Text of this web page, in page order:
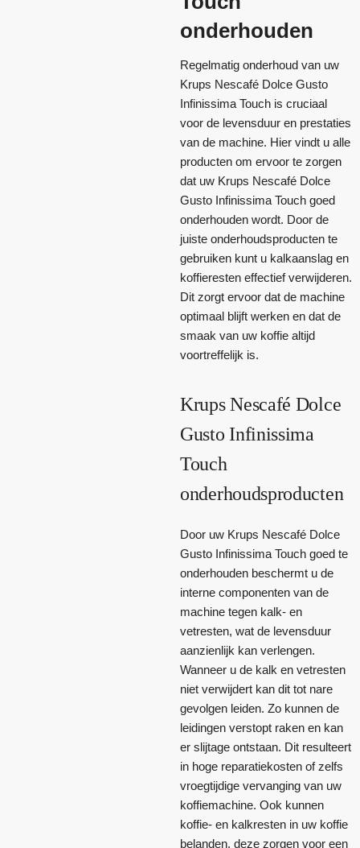
onderhouden
Regelmatig onderhoud van uw
Krups Nescafé Dolce Gusto
Infinissima Touch is cruciaal
voor de levensduur en prestaties
van de machine. Hier vindt u alle
producten om ervoor te zorgen
dat uw Krups Nescafé Dolce
Gusto Infinissima Touch goed
onderhouden wordt. Door de
juiste onderhoudsproducten te
gebruiken kunt u kalkaanslag en
koffieresten effectief verwijderen.
Dit zorgt ervoor dat de machine
optimaal blijft werken en dat de
smaak van uw koffie altijd
voortreffelijk is.
Krups Nescafé Dolce
Gusto Infinissima
Touch
onderhoudsproducten
Door uw Krups Nescafé Dolce
Gusto Infinissima Touch goed te
onderhouden beschermt u de
interne componenten van de
machine tegen kalk- en
vetresten, wat de levensduur
aanzienlijk kan verlengen.
Wanneer u de kalk en vetresten
niet verwijdert kan dit tot nare
gevolgen leiden. Zo kunnen de
leidingen verstopt raken en kan
er slijtage ontstaan. Dit resulteert
in hoge reparatiekosten of zelfs
vroegtijdige vervanging van uw
koffiemachine. Ook kunnen
koffie- en kalkresten in uw koffie
belanden, deze zorgen voor een